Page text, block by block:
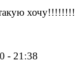
хочу!!!!!!!!
- 21:38